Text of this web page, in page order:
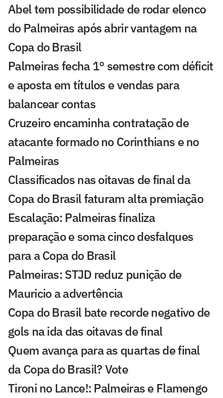
Abel tem possibilidade de rodar elenco
do Palmeiras após abrir vantagem na
Copa do Brasil
Palmeiras fecha 1° semestre com déficit
e aposta em títulos e vendas para
balancear contas
Cruzeiro encaminha contratação de
atacante formado no Corinthians e no
Palmeiras
Classificados nas oitavas de final da
Copa do Brasil faturam alta premiação
Escalação: Palmeiras finaliza
preparação e soma cinco desfalques
para a Copa do Brasil
Palmeiras: STJD reduz punição de
Mauricio a advertência
Copa do Brasil bate recorde negativo de
gols na ida das oitavas de final
Quem avança para as quartas de final
da Copa do Brasil? Vote
Tironi no Lance!: Palmeiras e Flamengo